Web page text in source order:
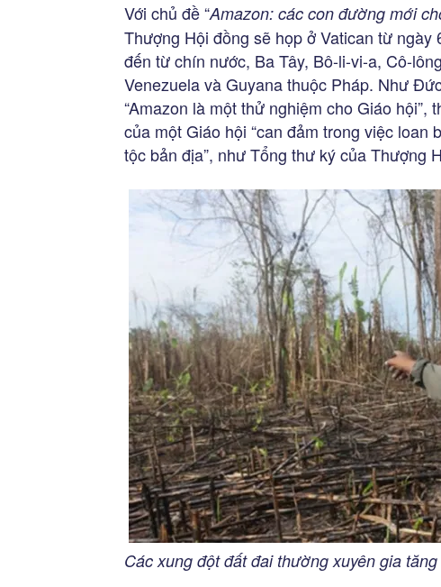
Với chủ đề “Amazon: các con đường mới
Thượng Hội đồng sẽ họp ở Vatican từ
đến từ chín nước, Ba Tây, Bô-li-vi-a, Cô-
Venezuela và Guyana thuộc Pháp. Như
“Amazon là một thử nghiệm cho Giáo
của một Giáo hội “can đảm trong việc
tộc bản địa”, như Tổng thư ký của Thượng
Các xung đột đất đai thường xuyên gia